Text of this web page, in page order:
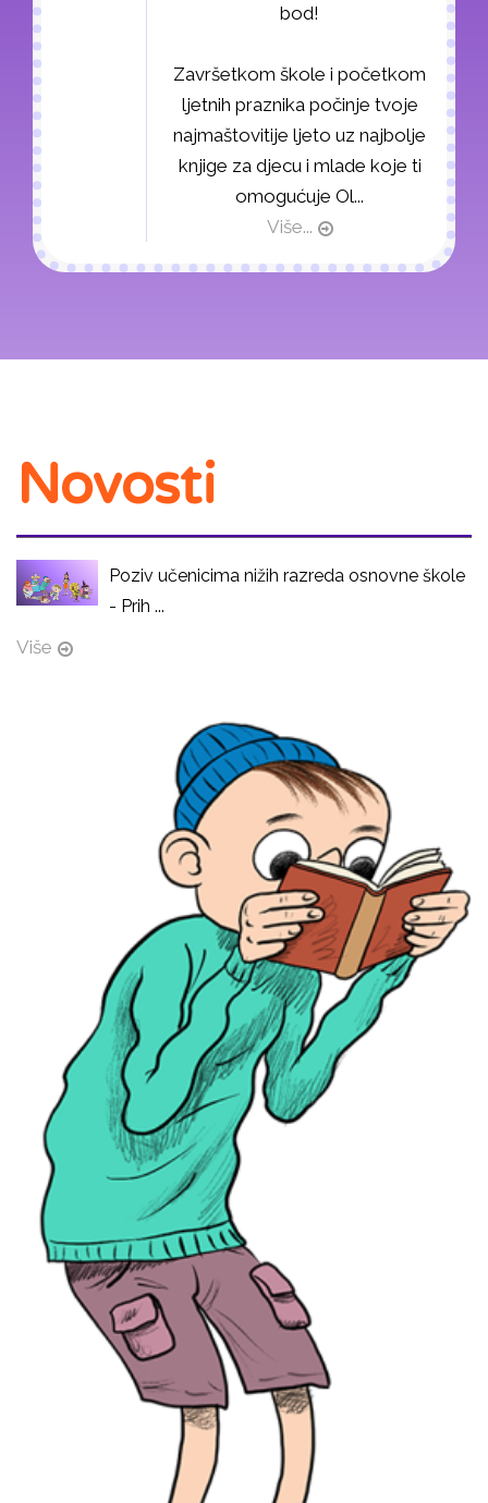
bod!
Završetkom škole i početkom
ljetnih praznika počinje tvoje
najmaštovitije ljeto uz najbolje
knjige za djecu i mlade koje ti
omogućuje Ol...
Više...
Novosti
Poziv učenicima nižih razreda osnovne škole
- Prih ...
Više